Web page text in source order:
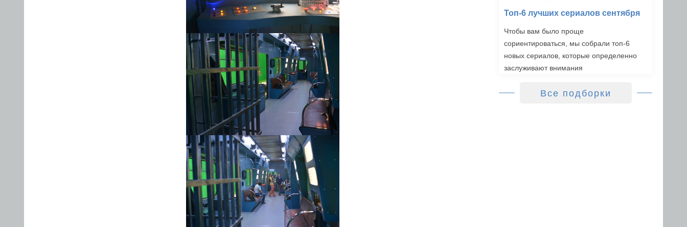
Топ-6 лучших сериалов сентября
Чтобы вам было проще
сориентироваться, мы собрали топ-6
новых сериалов, которые определенно
заслуживают внимания
Все подборки